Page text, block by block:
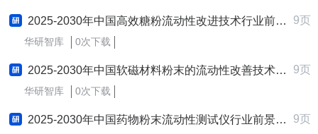
2025-2030年中国高效糖粉流动性改进技术行业前景趋势预测及发展战略咨询报告 9页
华研智库 0次下载
2025-2030年中国软磁材料粉末的流动性改善技术行业前景趋势预测及发展战略咨询报告 9页
华研智库 0次下载
2025-2030年中国药物粉末流动性测试仪行业前景趋势预测及发展战略咨询报告 9页